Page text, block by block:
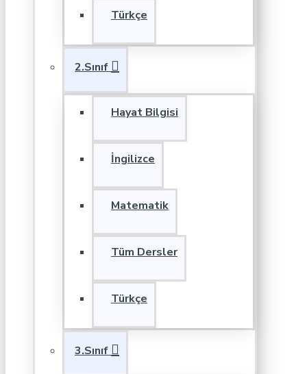
Türkçe
2.Sınıf
Hayat Bilgisi
İngilizce
Matematik
Tüm Dersler
Türkçe
3.Sınıf